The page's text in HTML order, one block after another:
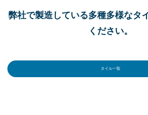
弊社で製造している多種多様なタ
ください。
タイル一覧